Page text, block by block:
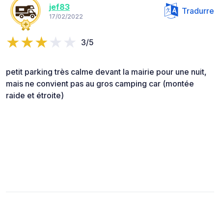
jef83
17/02/2022
Tradurre
3/5
petit parking très calme devant la mairie pour une nuit,
mais ne convient pas au gros camping car (montée
raide et étroite)